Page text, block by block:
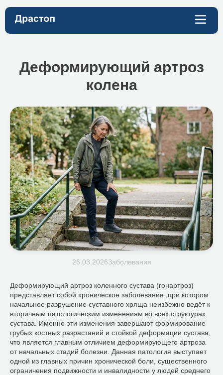
Деформирующий артроз
колена
26.03.2026Заболевания
Деформирующий артроз коленного сустава (гонартроз)
представляет собой хроническое заболевание, при котором
начальное разрушение суставного хряща неизбежно ведёт к
вторичным патологическим изменениям во всех структурах
сустава. Именно эти изменения завершают формирование
грубых костных разрастаний и стойкой деформации сустава,
что является главным отличием деформирующего артроза
от начальных стадий болезни. Данная патология выступает
одной из главных причин хронической боли, существенного
ограничения подвижности и инвалидности у людей среднего